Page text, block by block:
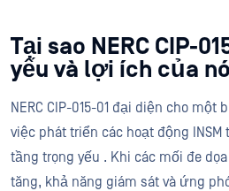
Tại sao NERC CIP-
yếu và lợi ích của
NERC CIP-015-01 đại diện cho
việc phát triển các hoạt động
tầng trọng yếu . Khi các mối đe
tăng, khả năng giám sát và ứng